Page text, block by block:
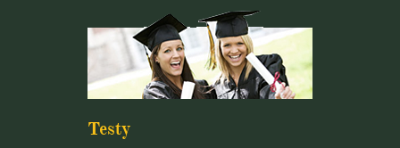
Testy